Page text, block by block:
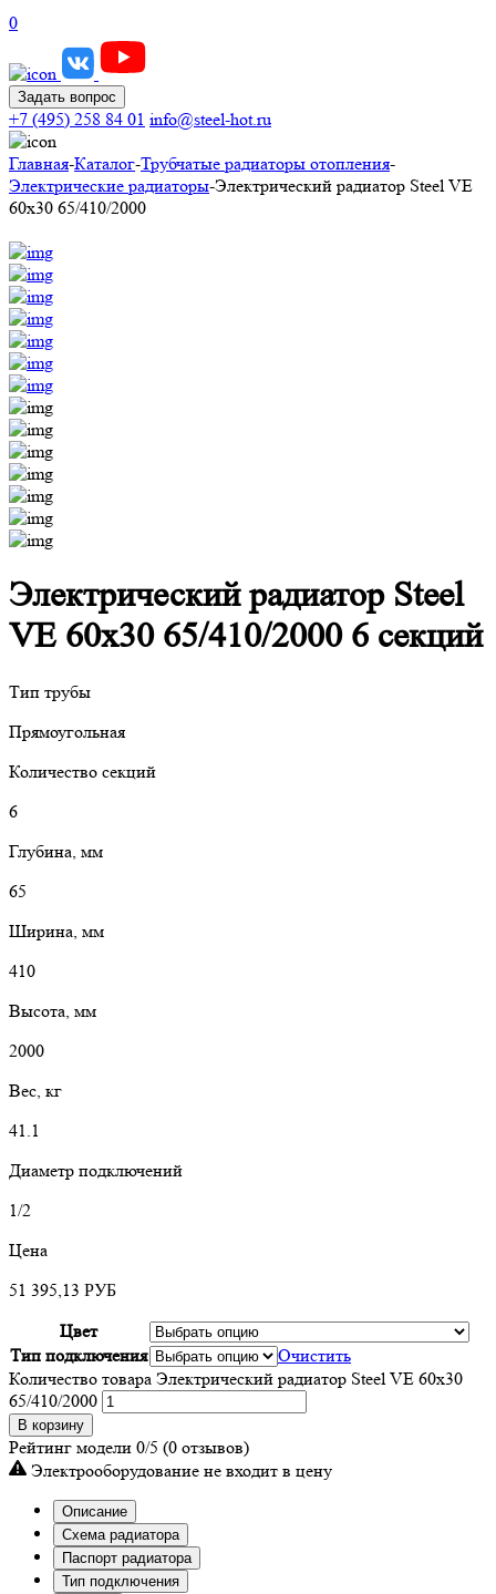
0
Задать вопрос
+7 (495) 258 84 01 info@steel-hot.ru
Главная-Каталог-Трубчатые радиаторы отопления-
Электрические радиаторы-Электрический радиатор Steel VE
60х30 65/410/2000
Электрический радиатор Steel
VE 60х30 65/410/2000 6 секций
Тип трубы
Прямоугольная
Количество секций
6
Глубина, мм
65
Ширина, мм
410
Высота, мм
2000
Вес, кг
41.1
Диаметр подключений
1/2
Цена
51 395,13 РУБ
Цвет
Тип подключения
Очистить
Количество товара Электрический радиатор Steel VE 60х30
65/410/2000
В корзину
Рейтинг модели 0/5 (0 отзывов)
Электрооборудование не входит в цену
Описание
Схема радиатора
Паспорт радиатора
Тип подключения